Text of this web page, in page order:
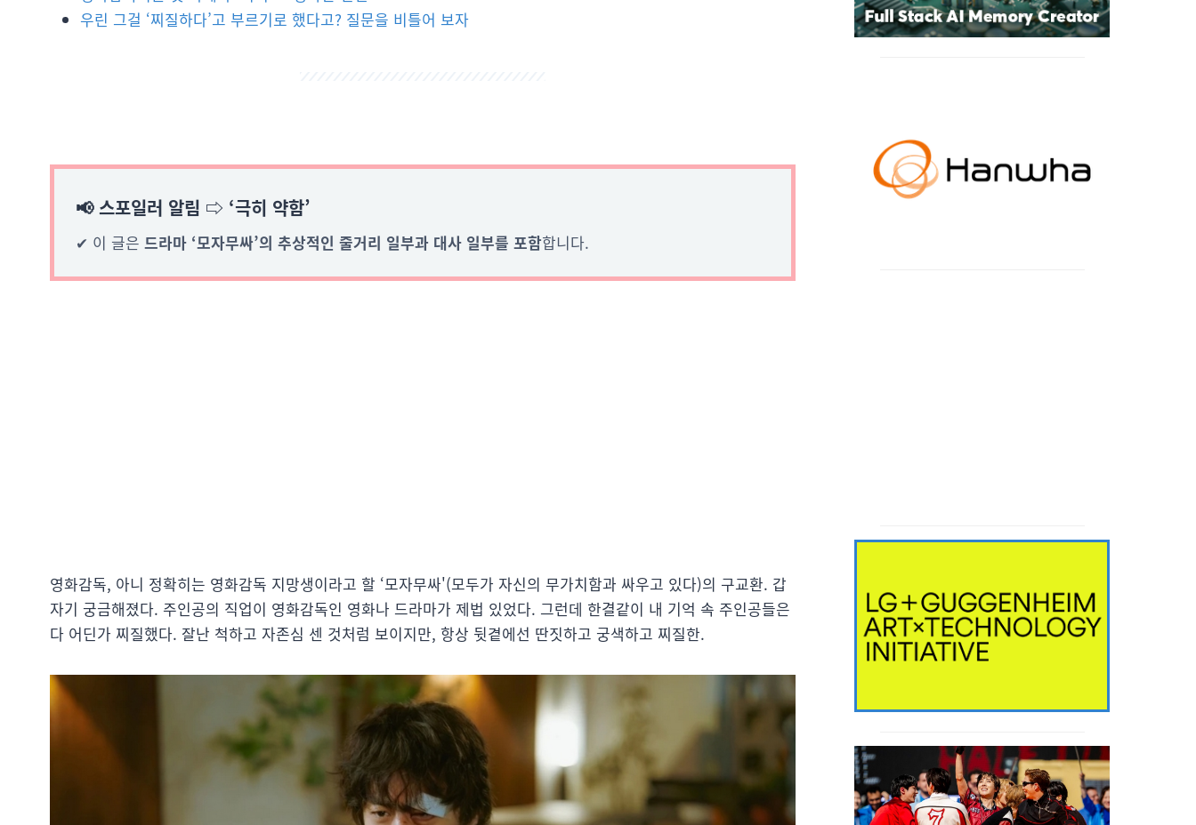
우린 그걸 ‘찌질하다’고 부르기로 했다고? 질문을 비틀어 보자
📢 스포일러 알림 ⇨ ‘극히 약함’
✔ 이 글은 드라마 ‘모자무싸’의 추상적인 줄거리 일부과 대사 일부를 포함합니다.
영화감독, 아니 정확히는 영화감독 지망생이라고 할 ‘모자무싸'(모두가 자신의 무가치함과 싸우고 있다)의 구교환. 갑
자기 궁금해졌다. 주인공의 직업이 영화감독인 영화나 드라마가 제법 있었다. 그런데 한결같이 내 기억 속 주인공들은
다 어딘가 찌질했다. 잘난 척하고 자존심 센 것처럼 보이지만, 항상 뒷곁에선 딴짓하고 궁색하고 찌질한.